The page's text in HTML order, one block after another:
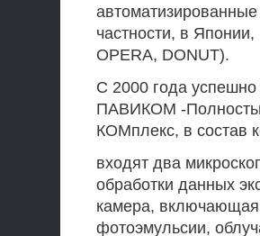
частности, в
OPERA, DONUT).
С 2000 года
ПАВИКОМ -
КОМплекс, в состав
входят два
обработки данных
камера,
фотоэмульсии,